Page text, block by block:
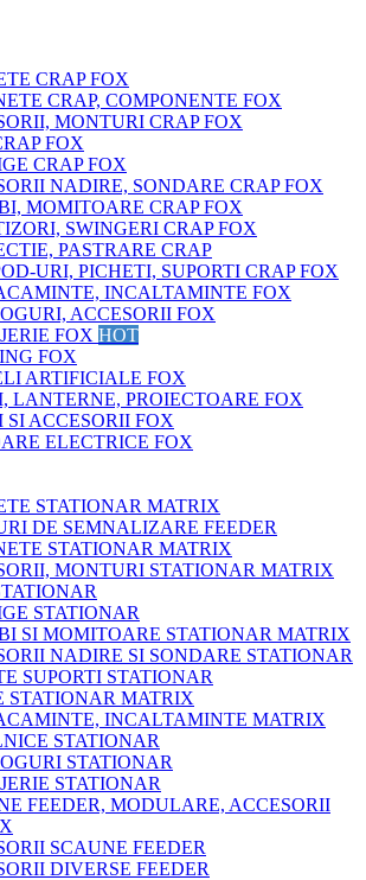
CRAP FOX
CRAP, COMPONENTE FOX
MONTURI CRAP FOX
FOX
CRAP FOX
NADIRE, SONDARE CRAP FOX
MOMITOARE CRAP FOX
SWINGERI CRAP FOX
PASTRARE CRAP
URI, PICHETI, SUPORTI CRAP FOX
INCALTAMINTE FOX
ACCESORII FOX
FOX HOT
FOX
ARTIFICIALE FOX
LANTERNE, PROIECTOARE FOX
SI ACCESORII FOX
ELECTRICE FOX
STATIONAR MATRIX
DE SEMNALIZARE FEEDER
STATIONAR MATRIX
MONTURI STATIONAR MATRIX
STATIONAR
SI MOMITOARE STATIONAR MATRIX
NADIRE SI SONDARE STATIONAR
SUPORTI STATIONAR
STATIONAR MATRIX
INCALTAMINTE MATRIX
STATIONAR
STATIONAR
STATIONAR
FEEDER, MODULARE, ACCESORII
SCAUNE FEEDER
DIVERSE FEEDER